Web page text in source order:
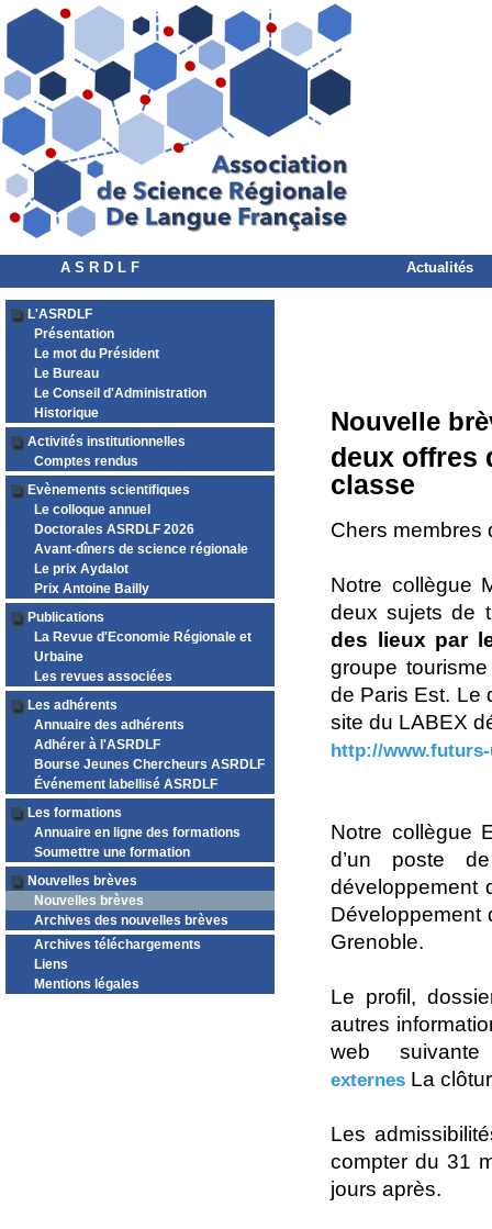
A S R D L F Actualités
L'ASRDLF
Présentation
Le mot du Président
Le Bureau
Le Conseil d'Administration
Historique
Activités institutionnelles
Comptes rendus
Evènements scientifiques
Le colloque annuel
Doctorales ASRDLF 2026
Avant-dîners de science régionale
Le prix Aydalot
Prix Antoine Bailly
Publications
La Revue d'Economie Régionale et
Urbaine
Les revues associées
Les adhérents
Annuaire des adhérents
Adhérer à l'ASRDLF
Bourse Jeunes Chercheurs ASRDLF
Événement labellisé ASRDLF
Les formations
Annuaire en ligne des formations
Soumettre une formation
Nouvelles brèves
Nouvelles brèves
Archives des nouvelles brèves
Archives téléchargements
Liens
Mentions légales
Nouvelle
deux offres
classe
Chers membres
Notre collègue
deux sujets de
des lieux par
groupe
de Paris Est. Le
site du LABEX
http://
Notre collègue
d’un poste
développement
Développement
Grenoble.
Le profil,
autres
web
externes La
Les
compter du 31
jours après.